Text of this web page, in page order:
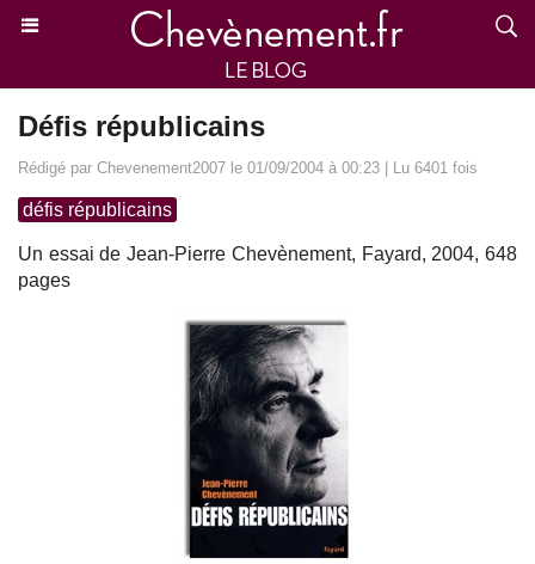
Défis républicains
Rédigé par Chevenement2007 le 01/09/2004 à 00:23 | Lu 6401 fois
défis républicains
Un essai de Jean-Pierre Chevènement, Fayard, 2004, 648
pages